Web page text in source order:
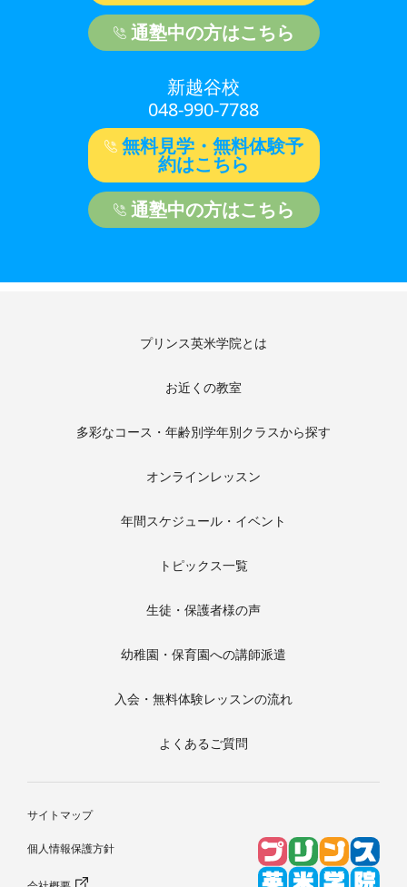
通塾中の方はこちら
新越谷校
048-990-7788
無料見学・無料体験予
約はこちら
通塾中の方はこちら
プリンス英米学院とは
お近くの教室
多彩なコース・年齢別学年別クラスから探す
オンラインレッスン
年間スケジュール・イベント
トピックス一覧
生徒・保護者様の声
幼稚園・保育園への講師派遣
入会・無料体験レッスンの流れ
よくあるご質問
サイトマップ
個人情報保護方針